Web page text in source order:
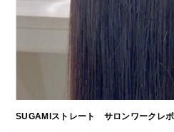
SUGAMIストレート サロンワークレポ